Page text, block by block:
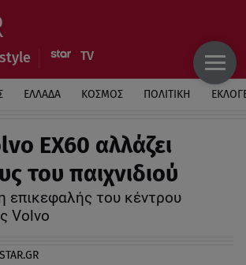
ΕΛΛΑΔΑ ΚΟΣΜΟΣ ΠΟΛΙΤΙΚΗ
EX60 αλλάζει
του παιχνιδιού
επικεφαλής του κέντρου
Volvo
STAR.GR